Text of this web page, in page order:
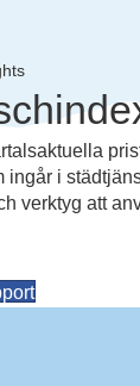
ingår i
verktyg att
(opens in